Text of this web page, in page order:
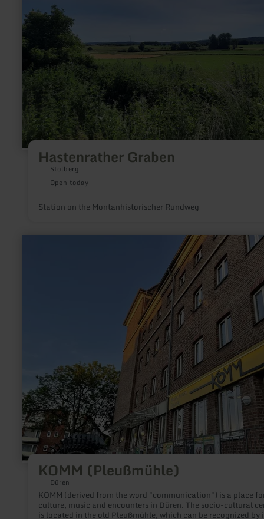
Hastenrather Graben
Stolberg
Open today
Station on the Montanhistorischer Rundweg
about:
Hastenrather
Graben
KOMM (Pleußmühle)
Düren
KOMM (derived from the word "communication") is a place
culture, music and encounters in Düren. The socio-cultural
is located in the old Pleußmühle, which can be recognized by